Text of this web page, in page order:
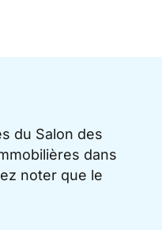
du Salon des
dans
noter que le